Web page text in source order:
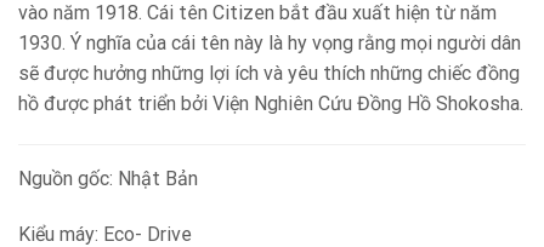
vào năm 1918. Cái tên Citizen bắt đầu xuất hiện từ năm
1930. Ý nghĩa của cái tên này là hy vọng rằng mọi người dân
sẽ được hưởng những lợi ích và yêu thích những chiếc đồng
hồ được phát triển bởi Viện Nghiên Cứu Đồng Hồ Shokosha.
Nguồn gốc: Nhật Bản
Kiểu máy: Eco- Drive